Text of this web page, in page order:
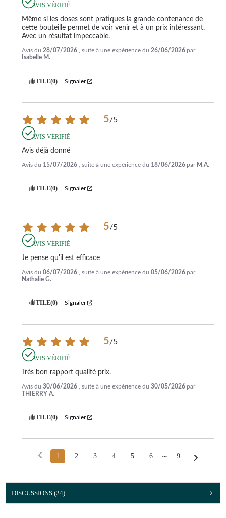
MAGNIFICA EVO
MAGNIFICA S ECAM
20.11X
MAGNIFICA S ECAM
21.116.B
MAGNIFICA S ECAM
21.116.SB
21.117.B
MAGNIFICA S ECAM
MAGNIFICA S
ECAM21.118.B
PRIMADONNA CLASS
PRIMADONNA CLASS
PRIMADONNA CLASS
ECAM 556.55.W
ECAM 556.75.MS
PRIMADONNA ELITE
PRIMADONNA ELITE
656.85.MS
PRIMADONNA S DE
PRIMADONNA SOUL
PRIMADONNA-KLASSE
ECAM 556.55.MS
PRIMADONNA-KLASSE
RIVELIA FEB4455.B
RIVELIA FEB 4435.B
RIVELIA FEB 4435.BG
AVIS VÉRIFIÉ
Même si les doses sont pratiques la grande contenance de
cette bouteille permet de voir venir et à un prix intéressant.
Avec un résultat impeccable.
Avis du 28/07/2026 , suite à une expérience du 26/06/2026 par
Isabelle M.
UTILE(0) Signaler
5/5
AVIS VÉRIFIÉ
Avis déjà donné
Avis du 15/07/2026 , suite à une expérience du 18/06/2026 par M.A.
UTILE(0) Signaler
5/5
AVIS VÉRIFIÉ
Je pense qu'il est efficace
Avis du 06/07/2026 , suite à une expérience du 05/06/2026 par
Nathalie G.
UTILE(0) Signaler
5/5
AVIS VÉRIFIÉ
Très bon rapport qualité prix.
Avis du 30/06/2026 , suite à une expérience du 30/05/2026 par
THIERRY A.
UTILE(0) Signaler
1 2 3 4 5 6 9
DISCUSSIONS (24)